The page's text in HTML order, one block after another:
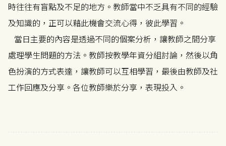
時往往有盲點及不足的地方。教師當中不乏具有不同的經驗
及知識的，正可以藉此機會交流心得，彼此學習。
當日主要的內容是透過不同的個案分析，讓教師之間分享
處理學生問題的方法。教師按教學年資分組討論，然後以角
色扮演的方式表達，讓教師可以互相學習，最後由教師及社
工作回應及分享。各位教師樂於分享，表現投入。